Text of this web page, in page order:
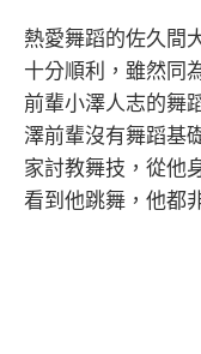
熱愛舞蹈的佐久間
十分順利，雖然同
前輩小澤人志的舞
澤前輩沒有舞蹈基
家討教舞技，從他
看到他跳舞，他都